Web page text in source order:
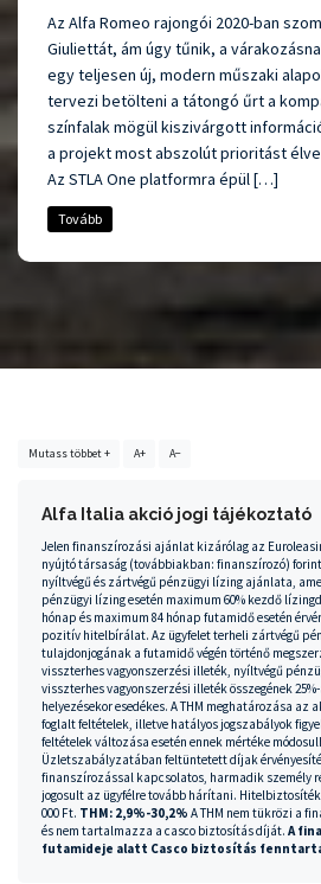
Az Alfa Romeo rajongói 2020-ban
Giuliettát, ám úgy tűnik, a
egy teljesen új, modern műszaki
tervezi betölteni a tátongó űrt a
színfalak mögül kiszivárgott
a projekt most abszolút prioritást
Az STLA One platformra épül […]
Tovább
Mutass többet + A+ A−
Alfa Italia akció jogi tájékoztató
Jelen finanszírozási ajánlat kizárólag az
nyújtó társaság (továbbiakban: finanszírozó)
nyíltvégű és zártvégű pénzügyi lízing ajánlata,
pénzügyi lízing esetén maximum 60% kezdő
hónap és maximum 84 hónap futamidő esetén
pozitív hitelbírálat. Az ügyfelet terheli zártvégű
tulajdonjogának a futamidő végén történő
visszterhes vagyonszerzési illeték, nyíltvégű
visszterhes vagyonszerzési illeték összegének
helyezésekor esedékes. A THM meghatározása
foglalt feltételek, illetve hatályos jogszabályok
feltételek változása esetén ennek mértéke
Üzletszabályzatában feltüntetett díjak
finanszírozással kapcsolatos, harmadik személy
jogosult az ügyfélre tovább hárítani.
000 Ft. THM: 2,9%-30,2% A THM nem tükrözi a
és nem tartalmazza a casco biztosítás díját. A
futamideje alatt Casco biztosítás